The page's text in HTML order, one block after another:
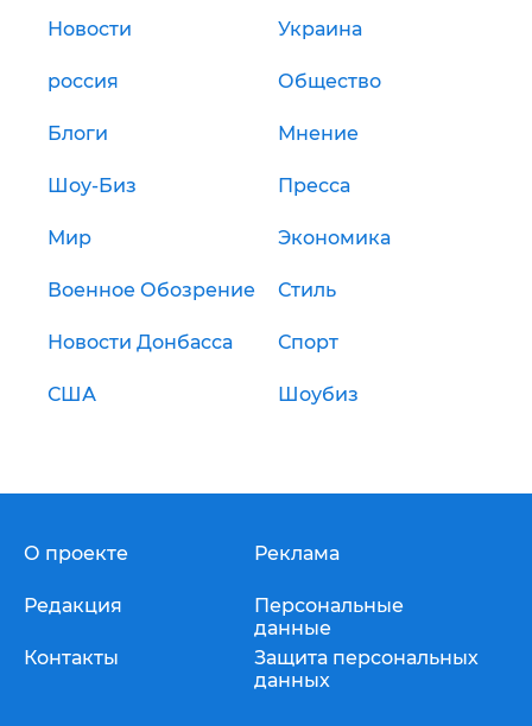
Новости Украина
россия Общество
Блоги Мнение
Шоу-Биз Пресса
Мир Экономика
Военное Обозрение Стиль
Новости Донбасса Спорт
США Шоубиз
О проекте
Редакция
Контакты
Реклама
Персональные
данные
Защита персональных
данных